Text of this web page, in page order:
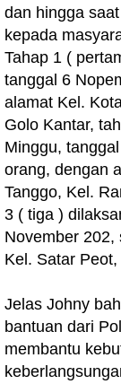
dan hingga
kepada
Tahap 1 (
tanggal 6
alamat Kel.
Golo Kantar,
Minggu,
orang, dengan
Tanggo, Kel.
3 ( tiga )
November 202,
Kel. Satar
Jelas Johny
bantuan dari
membantu